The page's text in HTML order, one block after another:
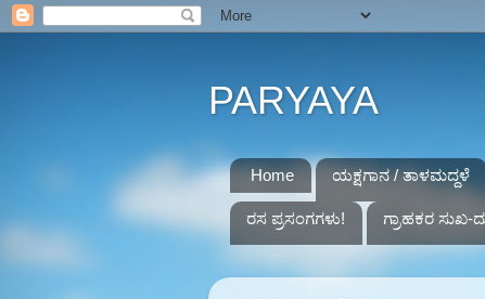
PARYAYA
Home ಯಕ್ಷಗಾನ / ತಾಳಮದ್ದಳೆ
ರಸ ಪ್ರಸಂಗಗಳು! ಗ್ರಾಹಕರ ಸುಖ-